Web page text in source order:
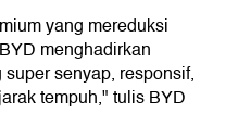
yang mereduksi
menghadirkan
senyap, responsif,
tempuh," tulis BYD